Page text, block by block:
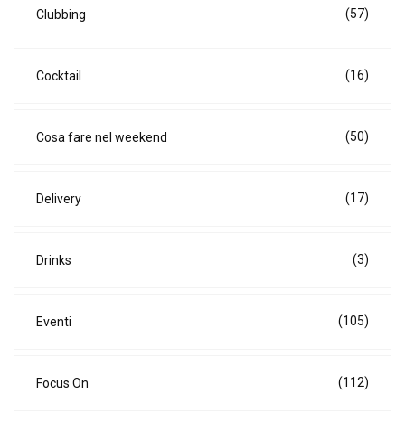
Clubbing (57)
Cocktail (16)
Cosa fare nel weekend (50)
Delivery (17)
Drinks (3)
Eventi (105)
Focus On (112)